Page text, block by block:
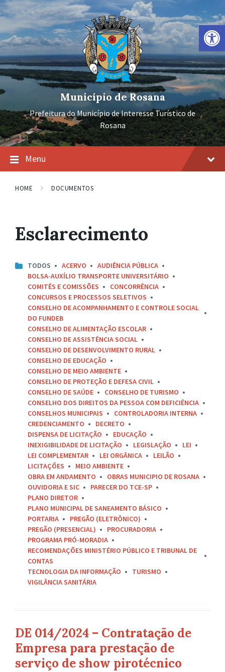
Barra de Ferramentas Aberta
Ir
para
conteúdo
Pular
para
navegação
principal
Pular
para
rodapé
Município de Rosana
Prefeitura do Município de Interesse Turístico de
Rosana
Menu
HOME DOCUMENTOS
Esclarecimento
TODOS ACERVO
AUDIÊNCIA PÚBLICA
BOLSA-AUXÍLIO TRANSPORTE UNIVERSITÁRIO
COMITÊS E COMISSÕES
CONCORRÊNCIA
CONCURSOS E PROCESSOS SELETIVOS
CONSELHO DE ACOMPANHAMENTO E CONTROLE SOCIAL
DO FUNDEB
CONSELHO DE ALIMENTAÇÃO ESCOLAR
CONSELHO DE ASSISTÊNCIA SOCIAL
CONSELHO DE DESENVOLVIMENTO RURAL
CONSELHO DE EDUCAÇÃO
CONSELHO DE MEIO AMBIENTE
CONSELHO DE PROTEÇÃO E DEFESA CIVIL
CONSELHO DE SAÚDE
CONSELHO DE TURISMO
CONSELHO DOS DIREITOS DA PESSOA COM DEFICIÊNCIA
CONSELHOS MUNICIPAIS
CONTROLADORIA INTERNA
CREDENCIAMENTO
DECRETO
DISPENSA DE LICITAÇÃO
EDUCAÇÃO
INEXIGIBILIDADE DE LICITAÇÃO
LEGISLAÇÃO
LEI
LEI COMPLEMENTAR
LEI ORGÂNICA
LEILÃO
LICITAÇÕES
MEIO AMBIENTE
OBRA EM ANDAMENTO
OBRAS MUNICIPIO DE ROSANA
OUVIDORIA E SIC
PARECER DO TCE-SP
PLANO DIRETOR
PLANO MUNICIPAL DE SANEAMENTO BÁSICO
PORTARIA
PREGÃO (ELETRÔNICO)
PREGÃO (PRESENCIAL)
PROCURADORIA
PROGRAMA PRÓ-MORADIA
RECOMENDAÇÕES MINISTÉRIO PÚBLICO E TRIBUNAL DE
CONTAS
TECNOLOGIA DA INFORMAÇÃO
TURISMO
VIGILÂNCIA SANITÁRIA
DE 014/2024 – Contratação de
Empresa para prestação de
serviço de show pirotécnico